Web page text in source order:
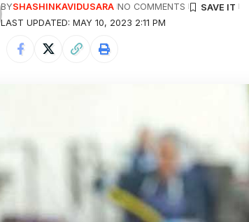
LAST UPDATED: MAY 10, 2023 2:11 PM
BYSHASHINKAVIDUSARA NO COMMENTS